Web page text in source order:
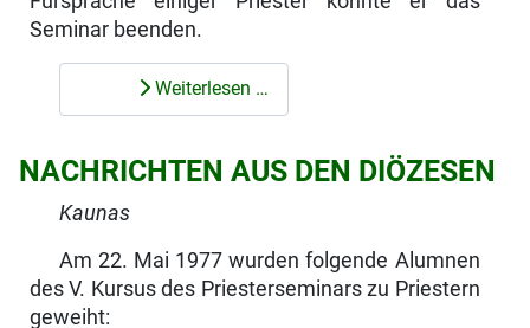
Seminar beenden.
Weiterlesen …
NACHRICHTEN AUS DEN DIÖZESEN
Kaunas
Am 22. Mai 1977 wurden folgende Alumnen
des V. Kursus des Priester­seminars zu Priestern
geweiht: